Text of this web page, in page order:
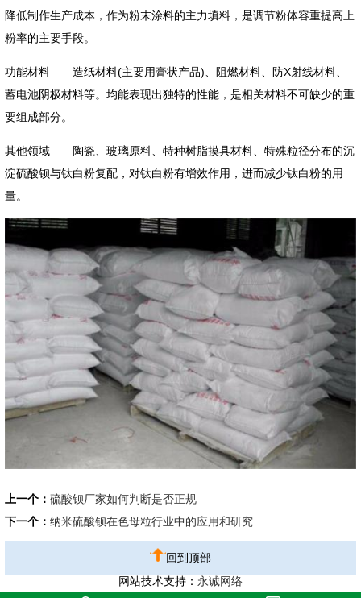
降低制作生产成本，作为粉末涂料的主力填料，是调节粉体容重提高上
粉率的主要手段。
功能材料——造纸材料(主要用膏状产品)、阻燃材料、防X射线材料、
蓄电池阴极材料等。均能表现出独特的性能，是相关材料不可缺少的重
要组成部分。
其他领域——陶瓷、玻璃原料、特种树脂摸具材料、特殊粒径分布的沉
淀硫酸钡与钛白粉复配，对钛白粉有增效作用，进而减少钛白粉的用
量。
上一个： 硫酸钡厂家如何判断是否正规
下一个： 纳米硫酸钡在色母粒行业中的应用和研究
回到顶部
网站技术支持： 永诚网络